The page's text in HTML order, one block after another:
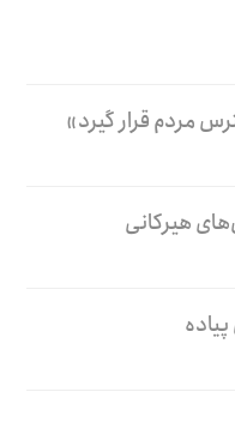
مردم قرار گیرد»
هیرکانی